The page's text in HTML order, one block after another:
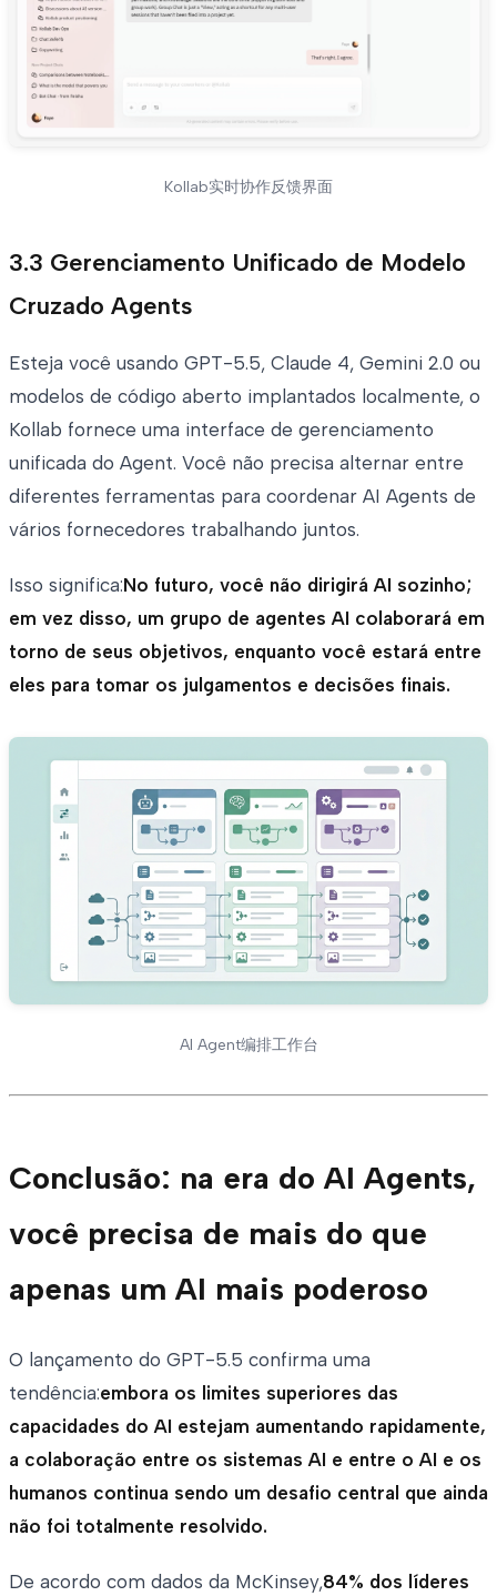
Kollab实时协作反馈界面
3.3 Gerenciamento Unificado de Modelo
Cruzado Agents
Esteja você usando GPT-5.5, Claude 4, Gemini 2.0 ou
modelos de código aberto implantados localmente, o
Kollab fornece uma interface de gerenciamento
unificada do Agent. Você não precisa alternar entre
diferentes ferramentas para coordenar AI Agents de
vários fornecedores trabalhando juntos.
Isso significa:No futuro, você não dirigirá AI sozinho;
em vez disso, um grupo de agentes AI colaborará em
torno de seus objetivos, enquanto você estará entre
eles para tomar os julgamentos e decisões finais.
AI Agent编排工作台
Conclusão: na era do AI Agents,
você precisa de mais do que
apenas um AI mais poderoso
O lançamento do GPT-5.5 confirma uma
tendência:embora os limites superiores das
capacidades do AI estejam aumentando rapidamente,
a colaboração entre os sistemas AI e entre o AI e os
humanos continua sendo um desafio central que ainda
não foi totalmente resolvido.
De acordo com dados da McKinsey,84% dos líderes